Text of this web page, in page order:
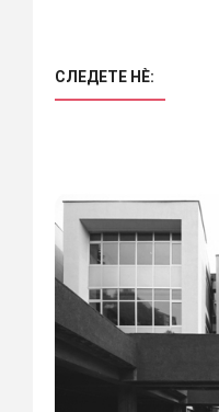
СЛЕДЕТЕ НÈ: